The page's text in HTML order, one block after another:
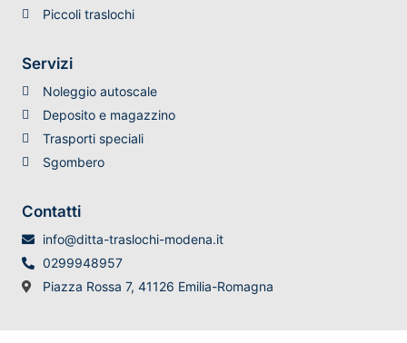
Piccoli traslochi
Servizi
Noleggio autoscale
Deposito e magazzino
Trasporti speciali
Sgombero
Contatti
info@ditta-traslochi-modena.it
0299948957
Piazza Rossa 7, 41126 Emilia-Romagna